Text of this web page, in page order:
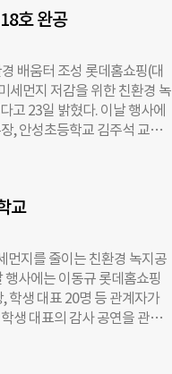
지속 관리하고, 정책 시행 전
년부터 2024년까지 인
결과, 지원 사업장의 대기
과 환경재단, 사회복지공동
로젝트다. 이 사업의 모태는
를 통해 전국의 사회복지시
한화 전략부문 브랜드미디어
양광 비즈니스 역량을 사회적
색했다”며 “초등학교의 공기
교 만들기’는 그 고민의 결과
기시스템’을 도입했다. 실내
미세먼지 유입 차단과 공기
호 완공
배움터 조성 롯데홈쇼핑(대
세먼지 저감을 위한 친환경 녹
고 23일 밝혔다. 이날 행사에
, 안성초등학교 김주석 교장,
하자는 취지로 대상지를 선
총 2316그루의 수목을 식재
느낄 수 있도록 휴식과 학습
은 2021년부터 ‘숨;편한 포
조성해 왔다. 현재까지 약 1만
에는 인구 밀집과 도시화로
진행했다. 인천 백석초(16
교
먼지를 줄이는 친환경 녹지공
행사에는 이동규 롯데홈쇼핑
학생 대표 20명 등 관계자가
생 대표의 감사 공연을 관람